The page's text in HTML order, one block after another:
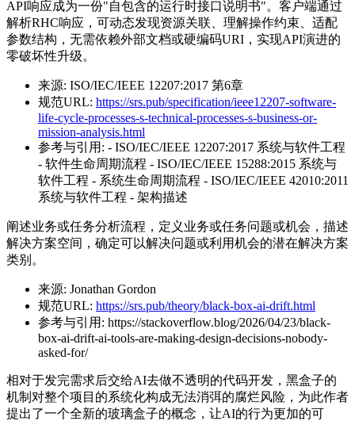
API响应成为一份"自包含的运行时接口说明书"。客户端通过
解析RHC响应，可动态发现资源关联、理解操作约束、适配
参数结构，无需依赖外部文档或硬编码URI，实现API演进的
零破坏性升级。
来源: ISO/IEC/IEEE 12207:2017 第6章
规范URL: https://srs.pub/specification/ieee12207-software-
life-cycle-processes-s-technical-processes-s-business-or-
mission-analysis.html
参考与引用: - ISO/IEC/IEEE 12207:2017 系统与软件工程
- 软件生命周期流程 - ISO/IEC/IEEE 15288:2015 系统与
软件工程 - 系统生命周期流程 - ISO/IEC/IEEE 42010:2011
系统与软件工程 - 架构描述
阐述业务或任务分析流程，定义业务或任务问题或机会，描述
解决方案空间，确定可以解决问题或利用机会的潜在解决方案
类别。
来源: Jonathan Gordon
规范URL: https://srs.pub/theory/black-box-ai-drift.html
参考与引用: https://stackoverflow.blog/2026/04/23/black-
box-ai-drift-ai-tools-are-making-design-decisions-nobody-
asked-for/
相对于发完需求后交给AI去做不透明的代码开发，黑盒子的
机制对整个项目的系统化构成无法消弭的腐烂风险，为此作者
提出了一个全新的玻璃盒子的概念，让AI的行为更加的可